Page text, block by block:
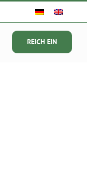
REICH EIN